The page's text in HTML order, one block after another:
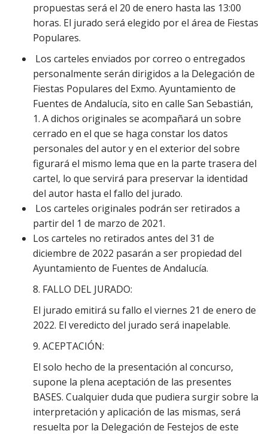
propuestas será el 20 de enero hasta las 13:00
horas. El jurado será elegido por el área de Fiestas
Populares.
Los carteles enviados por correo o entregados
personalmente serán dirigidos a la Delegación de
Fiestas Populares del Exmo. Ayuntamiento de
Fuentes de Andalucía, sito en calle San Sebastián,
1. A dichos originales se acompañará un sobre
cerrado en el que se haga constar los datos
personales del autor y en el exterior del sobre
figurará el mismo lema que en la parte trasera del
cartel, lo que servirá para preservar la identidad
del autor hasta el fallo del jurado.
Los carteles originales podrán ser retirados a
partir del 1 de marzo de 2021.
Los carteles no retirados antes del 31 de
diciembre de 2022 pasarán a ser propiedad del
Ayuntamiento de Fuentes de Andalucía.
8. FALLO DEL JURADO:
El jurado emitirá su fallo el viernes 21 de enero de
2022. El veredicto del jurado será inapelable.
9. ACEPTACIÓN:
El solo hecho de la presentación al concurso,
supone la plena aceptación de las presentes
BASES. Cualquier duda que pudiera surgir sobre la
interpretación y aplicación de las mismas, será
resuelta por la Delegación de Festejos de este